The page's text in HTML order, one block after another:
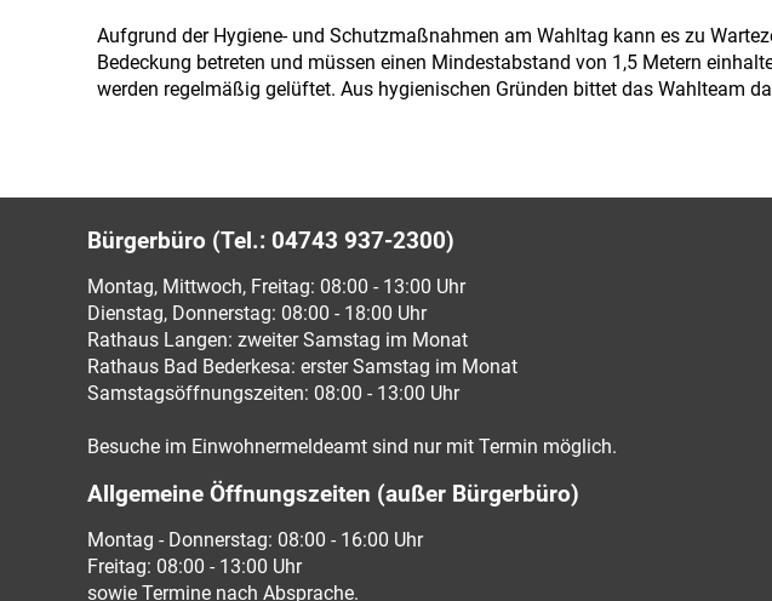
Aufgrund der Hygiene- und Schutzmaßnahmen am Wahltag kann es zu
Bedeckung betreten und müssen einen Mindestabstand von 1,5 Metern
werden regelmäßig gelüftet. Aus hygienischen Gründen bittet das Wahlteam
Bürgerbüro (Tel.: 04743 937-2300)
Montag, Mittwoch, Freitag: 08:00 - 13:00 Uhr
Dienstag, Donnerstag: 08:00 - 18:00 Uhr
Rathaus Langen: zweiter Samstag im Monat
Rathaus Bad Bederkesa: erster Samstag im Monat
Samstagsöffnungszeiten: 08:00 - 13:00 Uhr
Besuche im Einwohnermeldeamt sind nur mit Termin möglich.
Allgemeine Öffnungszeiten (außer Bürgerbüro)
Montag - Donnerstag: 08:00 - 16:00 Uhr
Freitag: 08:00 - 13:00 Uhr
sowie Termine nach Absprache.